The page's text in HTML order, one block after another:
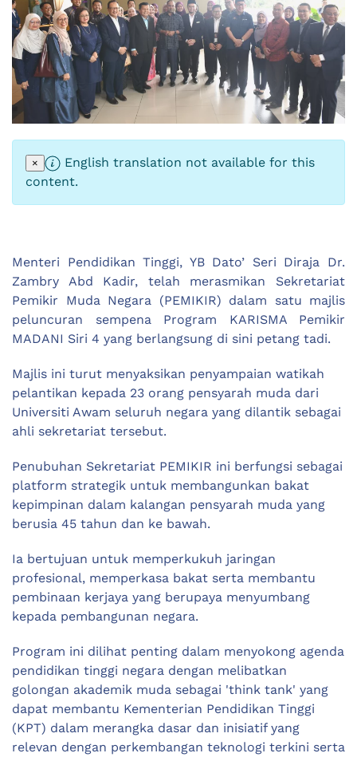
×
English translation not available for this
content.
Menteri Pendidikan Tinggi, YB Dato’ Seri Diraja Dr.
Zambry Abd Kadir, telah merasmikan Sekretariat
Pemikir Muda Negara (PEMIKIR) dalam satu majlis
peluncuran sempena Program KARISMA Pemikir
MADANI Siri 4 yang berlangsung di sini petang tadi.
Majlis ini turut menyaksikan penyampaian watikah
pelantikan kepada 23 orang pensyarah muda dari
Universiti Awam seluruh negara yang dilantik sebagai
ahli sekretariat tersebut.
Penubuhan Sekretariat PEMIKIR ini berfungsi sebagai
platform strategik untuk membangunkan bakat
kepimpinan dalam kalangan pensyarah muda yang
berusia 45 tahun dan ke bawah.
Ia bertujuan untuk memperkukuh jaringan
profesional, memperkasa bakat serta membantu
pembinaan kerjaya yang berupaya menyumbang
kepada pembangunan negara.
Program ini dilihat penting dalam menyokong agenda
pendidikan tinggi negara dengan melibatkan
golongan akademik muda sebagai 'think tank' yang
dapat membantu Kementerian Pendidikan Tinggi
(KPT) dalam merangka dasar dan inisiatif yang
relevan dengan perkembangan teknologi terkini serta